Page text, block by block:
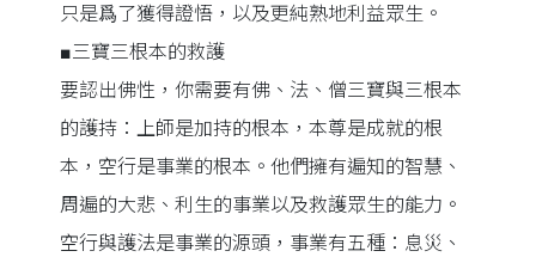
只是爲了獲得證悟，以及更純熟地利益眾生。
■三寶三根本的救護
要認出佛性，你需要有佛、法、僧三寶與三根本
的護持：上師是加持的根本，本尊是成就的根
本，空行是事業的根本。他們擁有遍知的智慧、
周遍的大悲、利生的事業以及救護眾生的能力。
空行與護法是事業的源頭，事業有五種：息災、